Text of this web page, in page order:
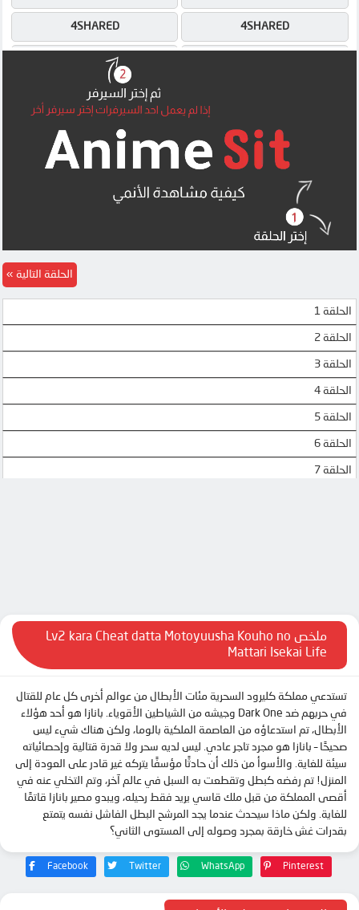
OK
OK
4SHARED
4SHARED
DRIVE
الحلقة 1
الحلقة 2
الحلقة 3
الحلقة 4
الحلقة 5
الحلقة 6
الحلقة 7
الحلقة التالية
ملخص Lv2 kara Cheat datta Motoyuusha Kouho no
Mattari Isekai Life
تستدعي مملكة كليرود السحرية مئات الأبطال من عوالم أخرى كل عام للقتال
في حربهم ضد Dark One وجيشه من الشياطين الأقوياء. بانازا هو أحد هؤلاء
الأبطال، تم استدعاؤه من العاصمة الملكية بالوما، ولكن هناك شيء ليس
صحيحًا – بانازا هو مجرد تاجر عادي. ليس لديه سحر ولا قدرة قتالية وإحصائياته
سيئة للغاية. والأسوأ من ذلك أن حادثًا مؤسفًا يتركه غير قادر على العودة إلى
المنزل! تم رفضه كبطل وتقطعت به السبل في عالم آخر، وتم التخلي عنه في
أقصى المملكة من قبل ملك قاسي يريد فقط رحيله، ويبدو مصير بانازا قاتمًا
للغاية. ولكن ماذا سيحدث عندما يجد المرشح البطل الفاشل نفسه يتمتع
بقدرات غش خارقة بمجرد وصوله إلى المستوى الثاني؟
Facebook Twitter WhatsApp Pinterest